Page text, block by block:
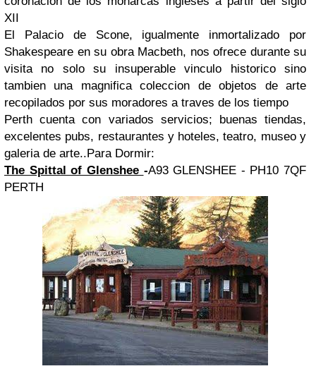
XII
El Palacio de Scone, igualmente inmortalizado por
Shakespeare en su obra Macbeth, nos ofrece durante su
visita no solo su insuperable vinculo historico sino
tambien una magnifica coleccion de objetos de arte
recopilados por sus moradores a traves de los tiempo
Perth cuenta con variados servicios; buenas tiendas,
excelentes pubs, restaurantes y hoteles, teatro, museo y
galeria de arte..Para Dormir:
The Spittal of Glenshee -A93 GLENSHEE - PH10 7QF
PERTH